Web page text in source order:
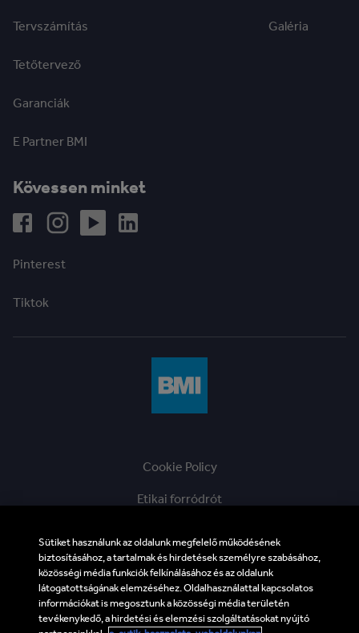
Tervszámítás
Tetőtervező
Garanciák
E Partner BMI
Galéria
Kövessen minket
Pinterest
Tiktok
Cookie Policy
Etikai forródrót
Adatvédelmi tájékoztató
Impresszum
BMI Supplier and Third Party Codes of Conduct
Sütiket használunk az oldalunk megfelelő működésének
biztosításához, a tartalmak és hirdetések személyre szabásához,
közösségi média funkciók felkínálásához és az oldalunk
látogatottságának elemzéséhez. Oldalhasználattal kapcsolatos
információkat is megosztunk a közösségi média területén
tevékenykedő, a hirdetési és elemzési szolgáltatásokat nyújtó